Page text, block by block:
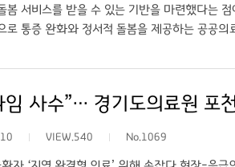
환자들이 병원 문을 나선 뒤에도 집에서 안전
인 모델을 만들어 나가겠다.”고 전했다.
봄 서비스를 받을 수 있는 기반을 마련했다는
통증 완화와 정서적 돌봄을 제공하는 공공
민의 건강 문제를 끝까지 책임지는 공공병원이
고 전문적인 돌봄을 받을 수 있는 기반이 마
은 “그간 부족했던 북부지역 호스피스 의료
겠다”고 말했다. 포천병원은 이번 호스피스병
임 사수”… 경기도의료원 포
VIEW.540 No.1069